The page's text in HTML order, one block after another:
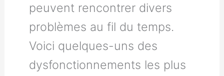
peuvent rencontrer divers
problèmes au fil du temps.
Voici quelques-uns des
dysfonctionnements les plus